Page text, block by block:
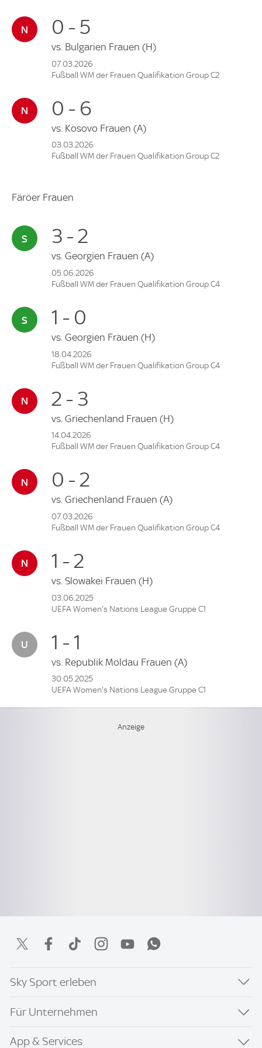
0 - 5
vs. Bulgarien Frauen (H)
07.03.2026
Fußball WM der Frauen Qualifikation Group C2
0 - 6
vs. Kosovo Frauen (A)
03.03.2026
Fußball WM der Frauen Qualifikation Group C2
Färöer Frauen
3 - 2
vs. Georgien Frauen (A)
05.06.2026
Fußball WM der Frauen Qualifikation Group C4
1 - 0
vs. Georgien Frauen (H)
18.04.2026
Fußball WM der Frauen Qualifikation Group C4
2 - 3
vs. Griechenland Frauen (H)
14.04.2026
Fußball WM der Frauen Qualifikation Group C4
0 - 2
vs. Griechenland Frauen (A)
07.03.2026
Fußball WM der Frauen Qualifikation Group C4
1 - 2
vs. Slowakei Frauen (H)
03.06.2025
UEFA Women's Nations League Gruppe C1
1 - 1
vs. Republik Moldau Frauen (A)
30.05.2025
UEFA Women's Nations League Gruppe C1
Sky Sport erleben
Für Unternehmen
App & Services